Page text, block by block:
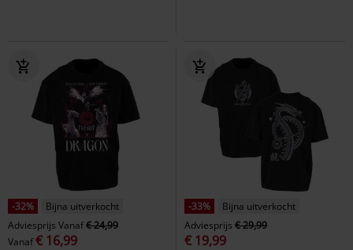
-32%
Bijna uitverkocht
Adviesprijs Vanaf€ 24,99
Vanaf€ 16,99
-33%
Bijna uitverkocht
Adviesprijs € 29,99
€ 19,99